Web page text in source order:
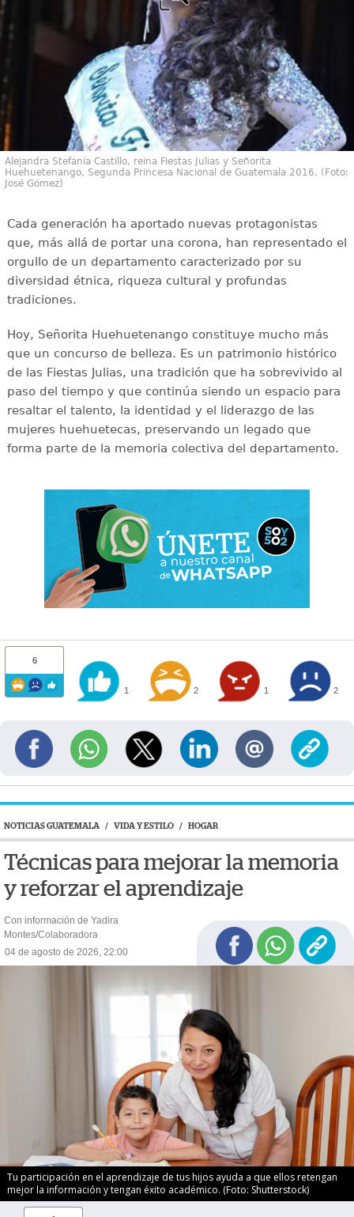
Alejandra Stefanía Castillo, reina Fiestas Julias y Señorita
Huehuetenango, Segunda Princesa Nacional de Guatemala 2016. (Foto:
José Gómez)
Cada generación ha aportado nuevas protagonistas
que, más allá de portar una corona, han representado el
orgullo de un departamento caracterizado por su
diversidad étnica, riqueza cultural y profundas
tradiciones.
Hoy, Señorita Huehuetenango constituye mucho más
que un concurso de belleza. Es un patrimonio histórico
de las Fiestas Julias, una tradición que ha sobrevivido al
paso del tiempo y que continúa siendo un espacio para
resaltar el talento, la identidad y el liderazgo de las
mujeres huehuetecas, preservando un legado que
forma parte de la memoria colectiva del departamento.
6
1 2 1 2
NOTICIAS GUATEMALA / VIDA Y ESTILO / HOGAR
Técnicas para mejorar la memoria
y reforzar el aprendizaje
Con información de Yadira
Montes/Colaboradora
04 de agosto de 2026, 22:00
Tu participación en el aprendizaje de tus hijos ayuda a que ellos retengan
mejor la información y tengan éxito académico. (Foto: Shutterstock)